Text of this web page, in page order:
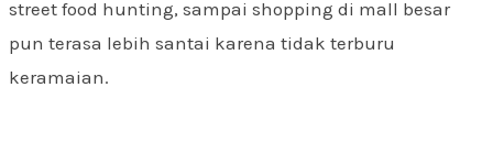
street food hunting, sampai shopping di mall besar
pun terasa lebih santai karena tidak terburu
keramaian.